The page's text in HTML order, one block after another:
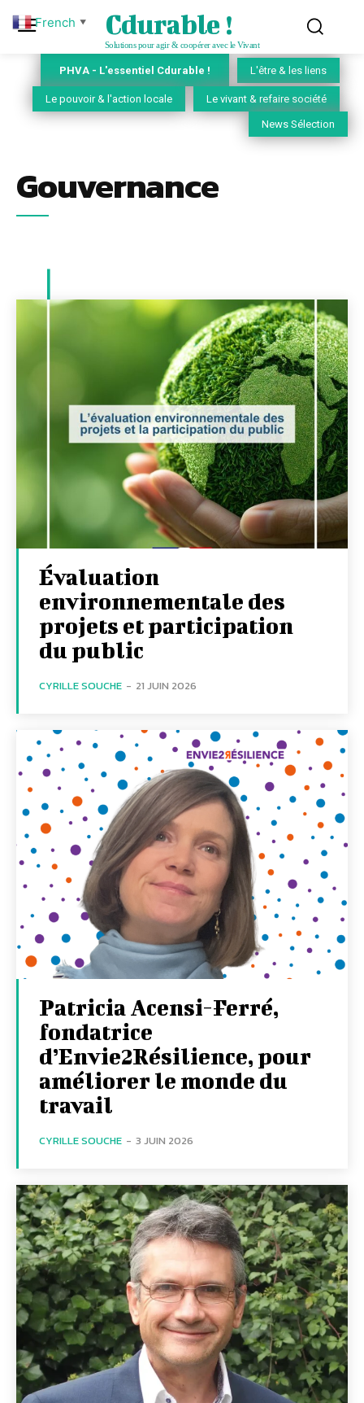
Cdurable !
Solutions pour agir & coopérer avec le Vivant
PHVA - L'essentiel Cdurable ! L'être & les liens
Le pouvoir & l'action locale Le vivant & refaire société
News Sélection
Gouvernance
Évaluation
environnementale des
projets et participation
du public
CYRILLE SOUCHE - 21 JUIN 2026
Patricia Acensi-Ferré,
fondatrice
d’Envie2Résilience, pour
améliorer le monde du
travail
CYRILLE SOUCHE - 3 JUIN 2026
French ▼